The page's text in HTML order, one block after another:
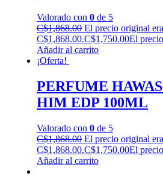
Valorado con 0de 5
C$1,868.00 El precio original
C$1,868.00.C$1,750.00El
Añadir al carrito
¡Oferta!
PERFUME
HIM EDP 100ML
Valorado con 0de 5
C$1,868.00 El precio original
C$1,868.00.C$1,750.00El
Añadir al carrito